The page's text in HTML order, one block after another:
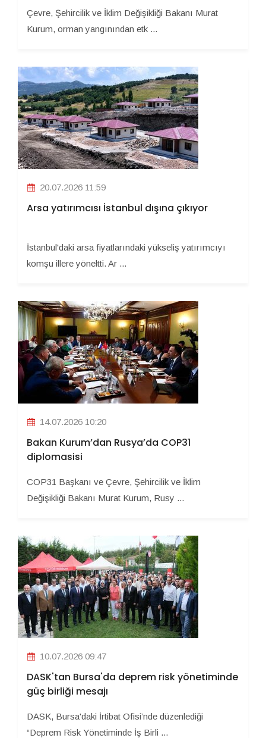
Çevre, Şehircilik ve İklim Değişikliği Bakanı Murat
Kurum, orman yangınından etk ...
20.07.2026 11:59
Arsa yatırımcısı İstanbul dışına çıkıyor
İstanbul'daki arsa fiyatlarındaki yükseliş yatırımcıyı
komşu illere yöneltti. Ar ...
14.07.2026 10:20
Bakan Kurum’dan Rusya’da COP31
diplomasisi
COP31 Başkanı ve Çevre, Şehircilik ve İklim
Değişikliği Bakanı Murat Kurum, Rusy ...
10.07.2026 09:47
DASK'tan Bursa'da deprem risk yönetiminde
güç birliği mesajı
DASK, Bursa'daki İrtibat Ofisi’nde düzenlediği
“Deprem Risk Yönetiminde İş Birli ...